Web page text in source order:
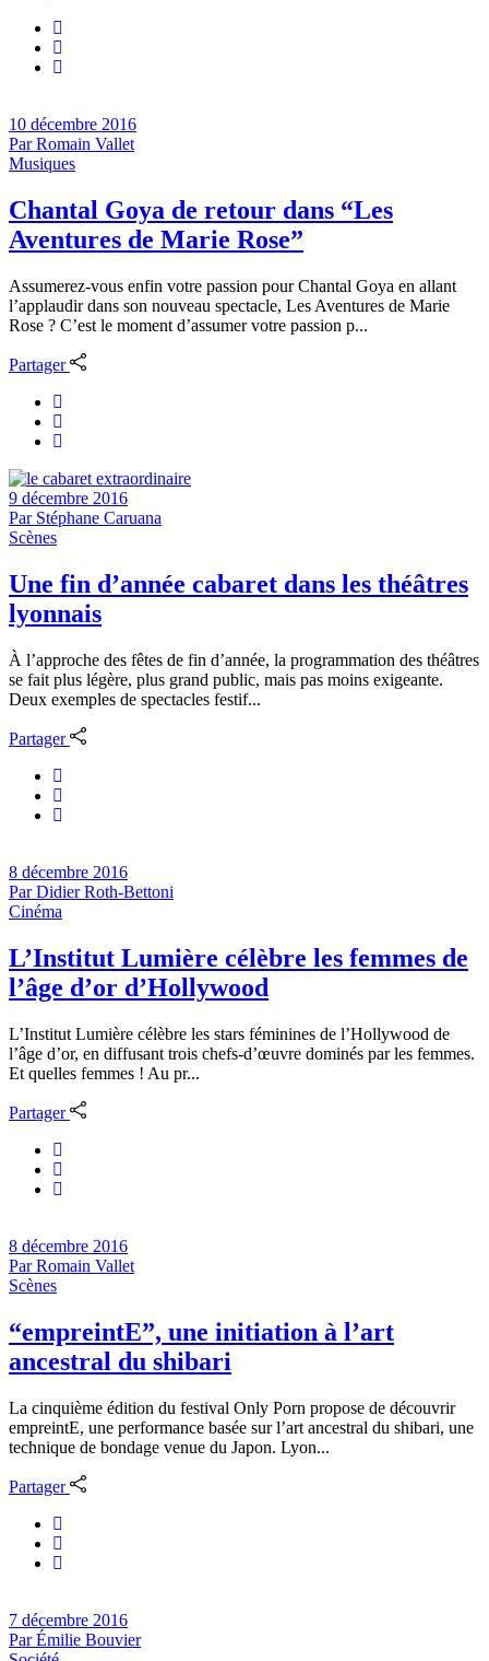
10 décembre 2016
ParRomain Vallet
Musiques
Chantal Goya de retour dans “Les
Aventures de Marie Rose”
Assumerez-vous enfin votre passion pour Chantal Goya en allant
l’applaudir dans son nouveau spectacle, Les Aventures de Marie
Rose ? C’est le moment d’assumer votre passion p...
Partager
9 décembre 2016
Par Stéphane Caruana
Scènes
Une fin d’année cabaret dans les théâtres
lyonnais
À l’approche des fêtes de fin d’année, la programmation des théâtres
se fait plus légère, plus grand public, mais pas moins exigeante.
Deux exemples de spectacles festif...
Partager
8 décembre 2016
ParDidier Roth-Bettoni
Cinéma
L’Institut Lumière célèbre les femmes de
l’âge d’or d’Hollywood
L’Institut Lumière célèbre les stars féminines de l’Hollywood de
l’âge d’or, en diffusant trois chefs-d’œuvre dominés par les femmes.
Et quelles femmes ! Au pr...
Partager
8 décembre 2016
ParRomain Vallet
Scènes
“empreintE”, une initiation à l’art
ancestral du shibari
La cinquième édition du festival Only Porn propose de découvrir
empreintE, une performance basée sur l’art ancestral du shibari, une
technique de bondage venue du Japon. Lyon...
Partager
7 décembre 2016
ParÉmilie Bouvier